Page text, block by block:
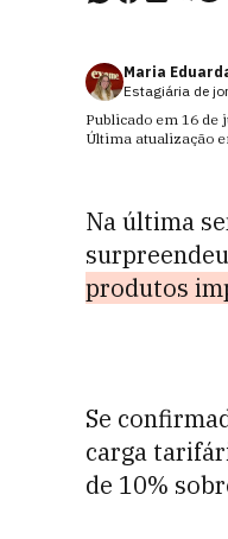
Maria
Estagiária de
Publicado em 16 de
Última atualização
Na última
produtos
Se
carga
de 10%